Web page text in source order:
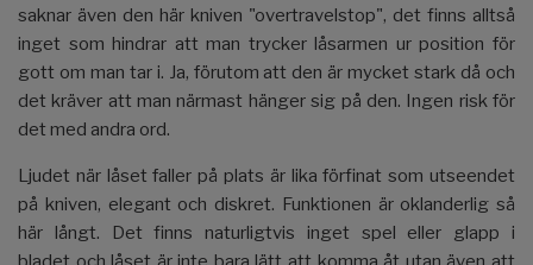
saknar även den här kniven "overtravelstop", det finns alltså
inget som hindrar att man trycker låsarmen ur position för
gott om man tar i. Ja, förutom att den är mycket stark då och
det kräver att man närmast hänger sig på den. Ingen risk för
det med andra ord.
Ljudet när låset faller på plats är lika förfinat som utseendet
på kniven, elegant och diskret. Funktionen är oklanderlig så
här långt. Det finns naturligtvis inget spel eller glapp i